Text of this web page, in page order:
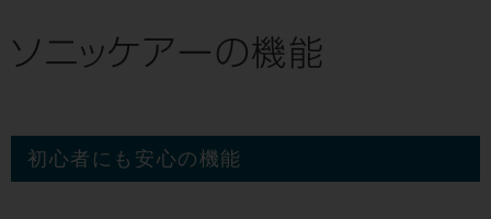
ソニッケアーの機能
初心者にも安心の機能